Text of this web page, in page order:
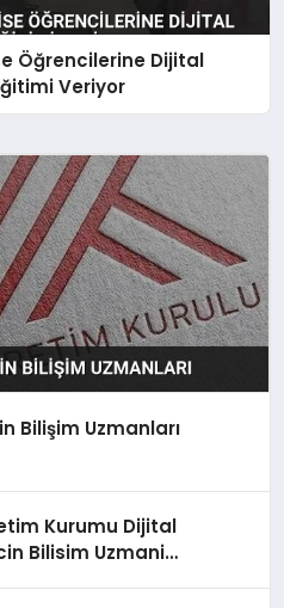
Öğrencilerine Dijital
Veriyor
Bilişim Uzmanları
Kurumu Dijital
Bilisim Uzmani